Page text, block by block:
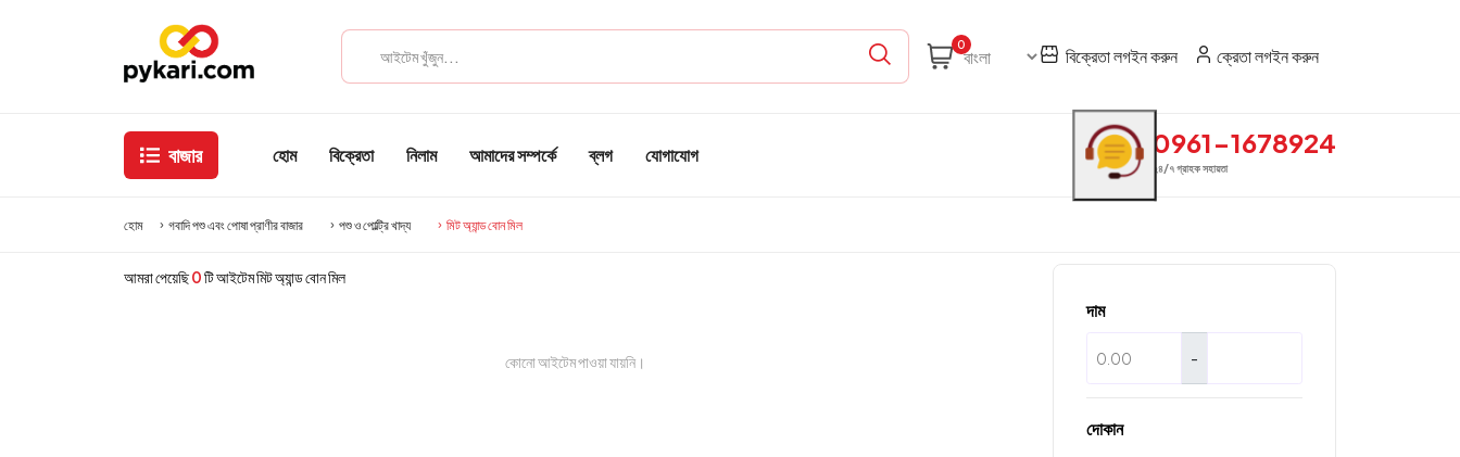
0
বিক্রেতা লগইন করুন ক্রেতা লগইন করুন
বাজার হোম বিক্রেতা নিলাম আমাদের সম্পর্কে ব্লগ যোগাযোগ 0961-1678924
২৪/৭ গ্রাহক সহায়তা
হোম গবাদি পশু এবং পোষা প্রাণীর বাজার পশু ও পোল্ট্রি খাদ্য মিট অ্যান্ড বোন মিল
আমরা পেয়েছি0টি আইটেম মিট অ্যান্ড বোন মিল
কোনো আইটেম পাওয়া যায়নি।
দাম
-
দোকান